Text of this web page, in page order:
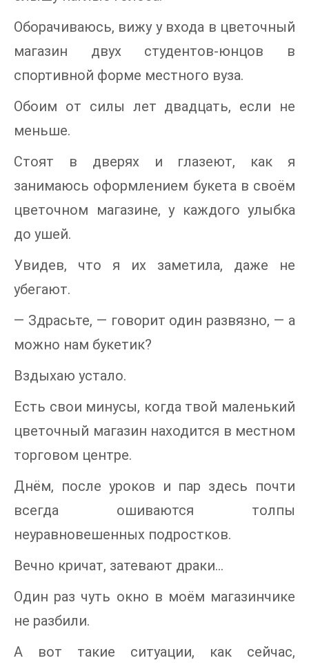
Оборачиваюсь, вижу у входа в цветочный
магазин двух студентов-юнцов в
спортивной форме местного вуза.
Обоим от силы лет двадцать, если не
меньше.
Стоят в дверях и глазеют, как я
занимаюсь оформлением букета в своём
цветочном магазине, у каждого улыбка
до ушей.
Увидев, что я их заметила, даже не
убегают.
— Здрасьте, — говорит один развязно, — а
можно нам букетик?
Вздыхаю устало.
Есть свои минусы, когда твой маленький
цветочный магазин находится в местном
торговом центре.
Днём, после уроков и пар здесь почти
всегда ошиваются толпы
неуравновешенных подростков.
Вечно кричат, затевают драки…
Один раз чуть окно в моём магазинчике
не разбили.
А вот такие ситуации, как сейчас,